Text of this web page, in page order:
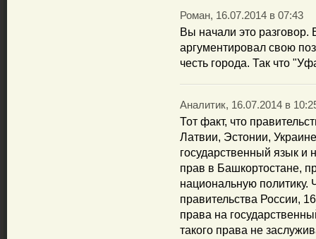
Роман, 16.07.2014 в 07:43
Вы начали это
аргументировал свою
честь города. Так что
Аналитик, 16.07.2014 в
Тот факт, что
Латвии, Эстонии,
государственный язык и
прав в Башкортостане,
национальную
правительства России,
права на
такого права не